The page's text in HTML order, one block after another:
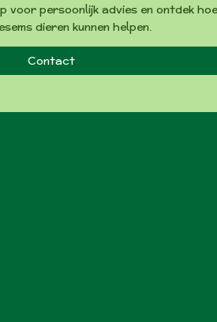
voor persoonlijk advies en ontdek
dieren kunnen helpen.
Contact